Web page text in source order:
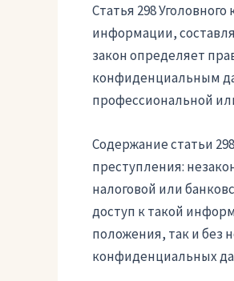
Статья 298
информации,
закон определяет
конфиденциальным
профессиональной
Содержание статьи
преступления:
налоговой или
доступ к такой
положения, так и без
конфиденциальных